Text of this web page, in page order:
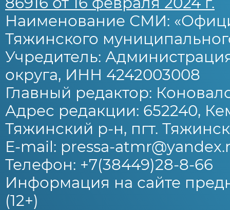
Наименование СМИ:
Тяжинского
Учредитель:
округа, ИНН 4242003008
Главный редактор:
Адрес редакции: 652240,
Тяжинский р-н, пгт.
E-mail: pressa-
Телефон: +7(38449)28-8-66
Информация на сайте
(12+)